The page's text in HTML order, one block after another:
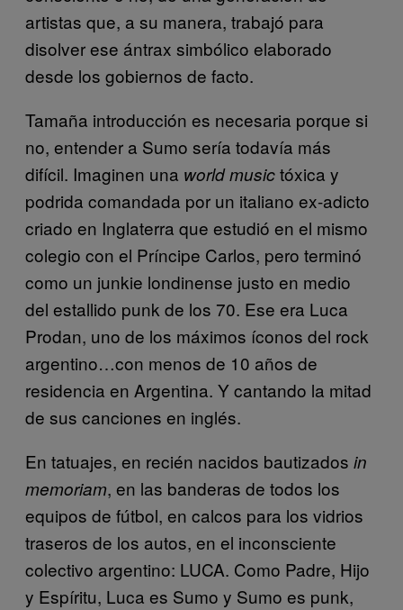
artistas que, a su manera, trabajó para
disolver ese ántrax simbólico elaborado
desde los gobiernos de facto.
Tamaña introducción es necesaria porque si
no, entender a Sumo sería todavía más
difícil. Imaginen una world musictóxica y
podrida comandada por un italiano ex-adicto
criado en Inglaterra que estudió en el mismo
colegio con el Príncipe Carlos, pero terminó
como un junkie londinense justo en medio
del estallido punk de los 70. Ese era Luca
Prodan, uno de los máximos íconos del rock
argentino…con menos de 10 años de
residencia en Argentina. Y cantando la mitad
de sus canciones en inglés.
En tatuajes, en recién nacidos bautizados in
memoriam, en las banderas de todos los
equipos de fútbol, en calcos para los vidrios
traseros de los autos, en el inconsciente
colectivo argentino: LUCA. Como Padre, Hijo
y Espíritu, Luca es Sumo y Sumo es punk,